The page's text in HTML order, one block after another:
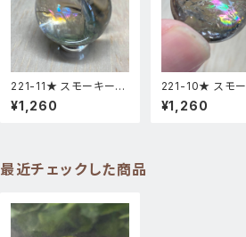
221-11★ スモーキーア
イリス 台座付き スフィ
ア 天然石インテリア風
¥1,260
221-10★ スモ
イリス 台座付き
ア 天然石インテ
¥1,260
最近チェックした商品